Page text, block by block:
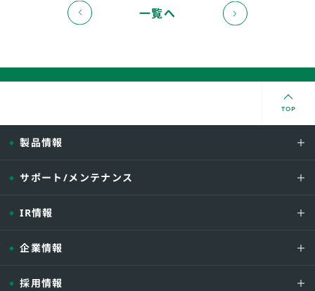
一覧へ
TOP
製品情報
サポート/メンテナンス
IR情報
企業情報
採用情報